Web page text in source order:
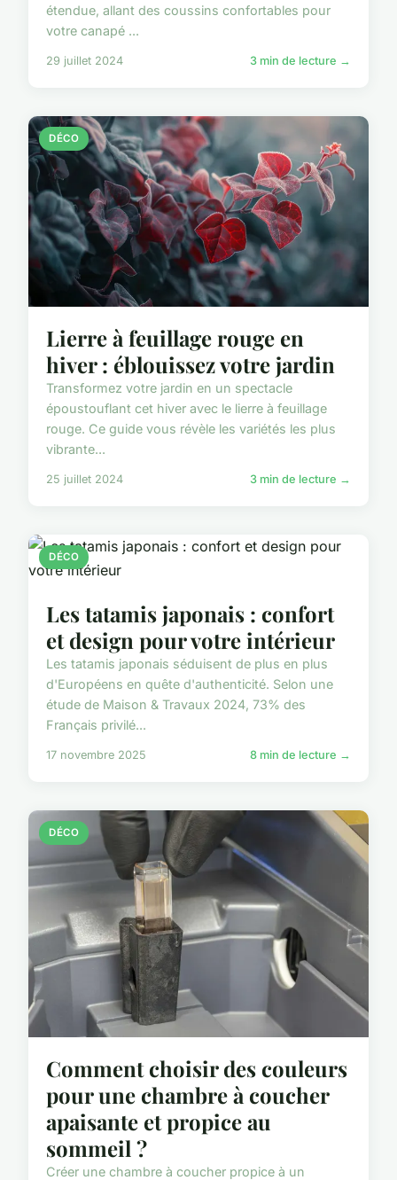
étendue, allant des coussins confortables pour
votre canapé ...
29 juillet 2024 3 min de lecture →
DÉCO
Lierre à feuillage rouge en
hiver : éblouissez votre jardin
Transformez votre jardin en un spectacle
époustouflant cet hiver avec le lierre à feuillage
rouge. Ce guide vous révèle les variétés les plus
vibrante...
25 juillet 2024 3 min de lecture →
DÉCO
Les tatamis japonais : confort
et design pour votre intérieur
Les tatamis japonais séduisent de plus en plus
d'Européens en quête d'authenticité. Selon une
étude de Maison & Travaux 2024, 73% des
Français privilé...
17 novembre 2025 8 min de lecture →
DÉCO
Comment choisir des couleurs
pour une chambre à coucher
apaisante et propice au
sommeil ?
Créer une chambre à coucher propice à un